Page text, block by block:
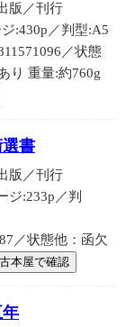
版／刊行
:430p／判型:A5
／状態
り 重量:約760g
選書
版／刊行
ジ:233p／判
／状態他：函欠
本屋で確認
年